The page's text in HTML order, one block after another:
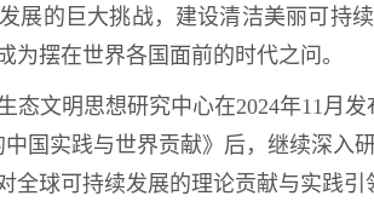
展的巨大挑战，建设清洁美丽可持
摆在世界各国面前的时代之问。
态文明思想研究中心在2024年11月
国实践与世界贡献》后，继续深入
球可持续发展的理论贡献与实践引